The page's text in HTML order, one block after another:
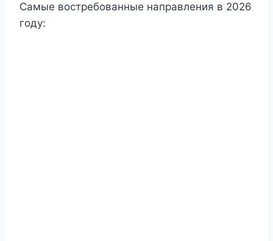
Самые востребованные направления в 2026
году: